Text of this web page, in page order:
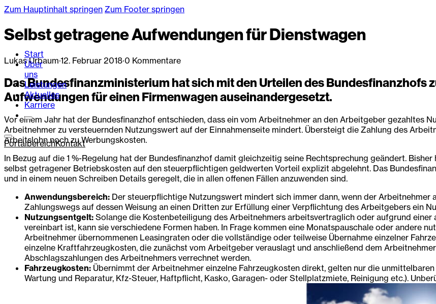
Zum Hauptinhalt springen Zum Footer springen
Start
Über
uns
Leistungen
Aktuelles
Karriere
PortalbereichKontakt
Selbst getragene Aufwendungen für Dienstwagen
Lukas Urbaum·12. Februar 2018·0 Kommentare
Das Bundesfinanzministerium hat sich mit den Urteilen des Bundesfinanzhofs
Aufwendungen für einen Firmenwagen auseinandergesetzt.
Vor einem Jahr hat der Bundesfinanzhof entschieden, dass ein vom Arbeitnehmer an den Arbeitgeber gezahltes
Arbeitnehmer zu versteuernden Nutzungswert auf der Einnahmenseite mindert. Übersteigt die Zahlung des
Arbeitslohn noch zu Werbungskosten.
In Bezug auf die 1 %-Regelung hat der Bundesfinanzhof damit gleichzeitig seine Rechtsprechung geändert.
selbst getragener Betriebskosten auf den steuerpflichtigen geldwerten Vorteil explizit abgelehnt. Das
und in einem neuen Schreiben Details geregelt, die in allen offenen Fällen anzuwenden sind.
Anwendungsbereich: Der steuerpflichtige Nutzungswert mindert sich immer dann, wenn der Arbeitnehmer
Zahlungswegs auf dessen Weisung an einen Dritten zur Erfüllung einer Verpflichtung des Arbeitgebers ein
Nutzungsentgelt: Solange die Kostenbeteiligung des Arbeitnehmers arbeitsvertraglich oder aufgrund
vereinbart ist, kann sie verschiedene Formen haben. In Frage kommen eine Monatspauschale oder andere
Arbeitnehmer übernommenen Leasingraten oder die vollständige oder teilweise Übernahme einzelner
einzelne Kraftfahrzeugkosten, die zunächst vom Arbeitgeber verauslagt und anschließend dem
Abschlagszahlungen des Arbeitnehmers verrechnet werden.
Fahrzeugkosten: Übernimmt der Arbeitnehmer einzelne Fahrzeugkosten direkt, gelten nur die
Wartung und Reparatur, Kfz-Steuer, Haftpflicht, Kasko, Garagen- oder Stellplatzmiete, Reinigung etc.).